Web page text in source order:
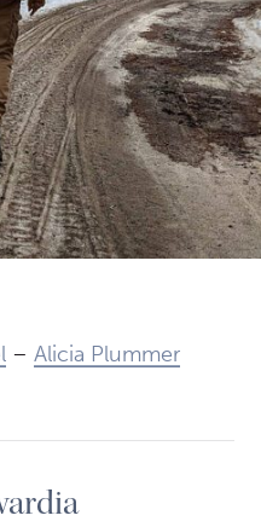
–Alicia Plummer